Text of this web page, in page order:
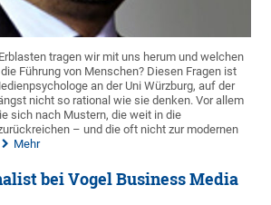
tragen wir mit uns herum und welchen
Führung von Menschen? Diesen Fragen ist
an der Uni Würzburg, auf der
nicht so rational wie sie denken. Vor allem
sich nach Mustern, die weit in die
– und die oft nicht zur modernen
Mehr
bei Vogel Business Media